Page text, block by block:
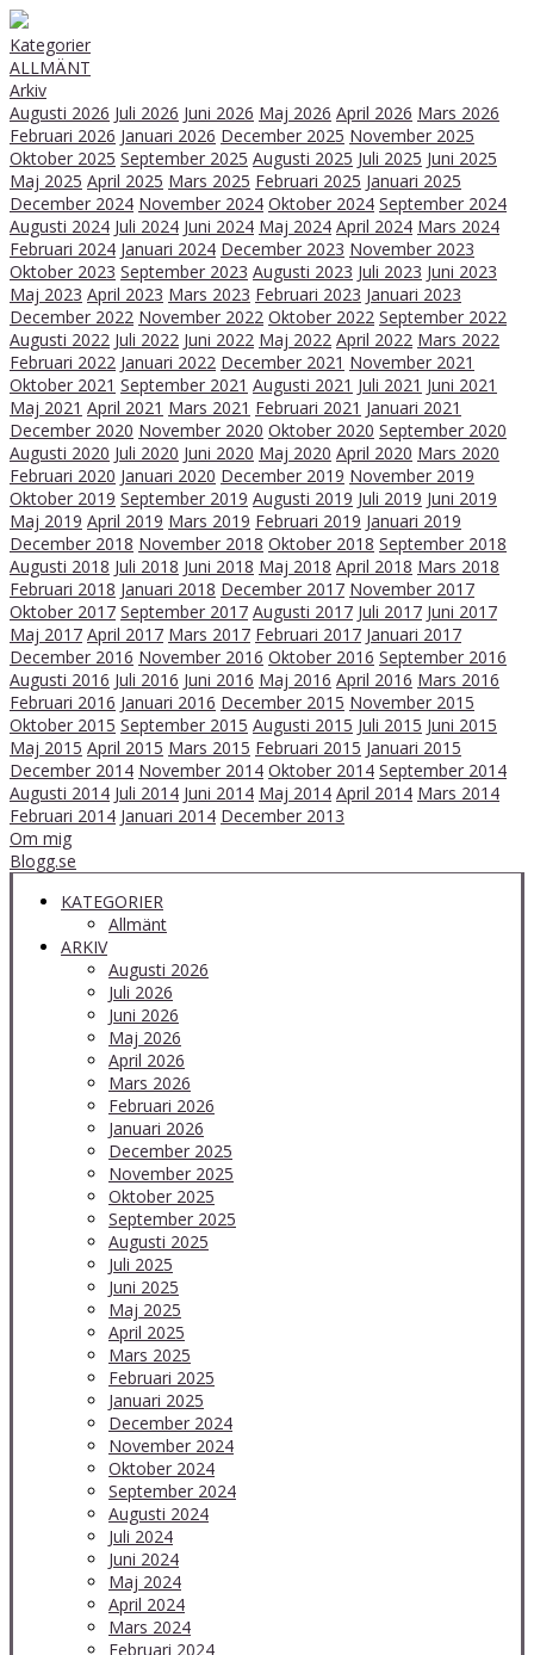
Kategorier
ALLMÄNT
Arkiv
Augusti 2026 Juli 2026 Juni 2026 Maj 2026 April 2026 Mars 2026
Februari 2026 Januari 2026 December 2025 November 2025
Oktober 2025 September 2025 Augusti 2025 Juli 2025 Juni 2025
Maj 2025 April 2025 Mars 2025 Februari 2025 Januari 2025
December 2024 November 2024 Oktober 2024 September 2024
Augusti 2024 Juli 2024 Juni 2024 Maj 2024 April 2024 Mars 2024
Februari 2024 Januari 2024 December 2023 November 2023
Oktober 2023 September 2023 Augusti 2023 Juli 2023 Juni 2023
Maj 2023 April 2023 Mars 2023 Februari 2023 Januari 2023
December 2022 November 2022 Oktober 2022 September 2022
Augusti 2022 Juli 2022 Juni 2022 Maj 2022 April 2022 Mars 2022
Februari 2022 Januari 2022 December 2021 November 2021
Oktober 2021 September 2021 Augusti 2021 Juli 2021 Juni 2021
Maj 2021 April 2021 Mars 2021 Februari 2021 Januari 2021
December 2020 November 2020 Oktober 2020 September 2020
Augusti 2020 Juli 2020 Juni 2020 Maj 2020 April 2020 Mars 2020
Februari 2020 Januari 2020 December 2019 November 2019
Oktober 2019 September 2019 Augusti 2019 Juli 2019 Juni 2019
Maj 2019 April 2019 Mars 2019 Februari 2019 Januari 2019
December 2018 November 2018 Oktober 2018 September 2018
Augusti 2018 Juli 2018 Juni 2018 Maj 2018 April 2018 Mars 2018
Februari 2018 Januari 2018 December 2017 November 2017
Oktober 2017 September 2017 Augusti 2017 Juli 2017 Juni 2017
Maj 2017 April 2017 Mars 2017 Februari 2017 Januari 2017
December 2016 November 2016 Oktober 2016 September 2016
Augusti 2016 Juli 2016 Juni 2016 Maj 2016 April 2016 Mars 2016
Februari 2016 Januari 2016 December 2015 November 2015
Oktober 2015 September 2015 Augusti 2015 Juli 2015 Juni 2015
Maj 2015 April 2015 Mars 2015 Februari 2015 Januari 2015
December 2014 November 2014 Oktober 2014 September 2014
Augusti 2014 Juli 2014 Juni 2014 Maj 2014 April 2014 Mars 2014
Februari 2014 Januari 2014 December 2013
Om mig
Blogg.se
KATEGORIER
Allmänt
ARKIV
Augusti 2026
Juli 2026
Juni 2026
Maj 2026
April 2026
Mars 2026
Februari 2026
Januari 2026
December 2025
November 2025
Oktober 2025
September 2025
Augusti 2025
Juli 2025
Juni 2025
Maj 2025
April 2025
Mars 2025
Februari 2025
Januari 2025
December 2024
November 2024
Oktober 2024
September 2024
Augusti 2024
Juli 2024
Juni 2024
Maj 2024
April 2024
Mars 2024
Februari 2024